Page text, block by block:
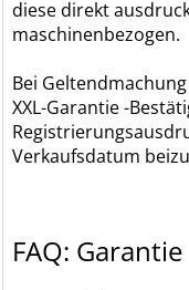
diese direkt
maschinenbezogen.
Bei
XXL-Garantie -
Verkaufsdatum
FAQ: Garantie